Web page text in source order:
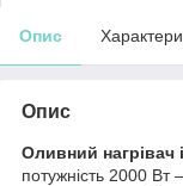
Опис
Опис
Оливний нагрівач
потужність 2000 Вт